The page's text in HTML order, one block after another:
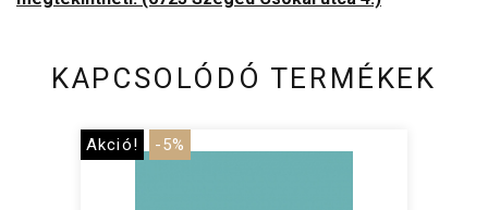
KAPCSOLÓDÓ TERMÉKEK
Akció! -5%